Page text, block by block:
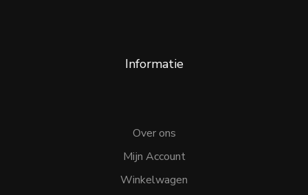
Informatie
Over ons
Mijn Account
Winkelwagen